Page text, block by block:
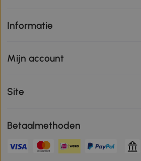
Informatie
Mijn account
Site
Betaalmethoden